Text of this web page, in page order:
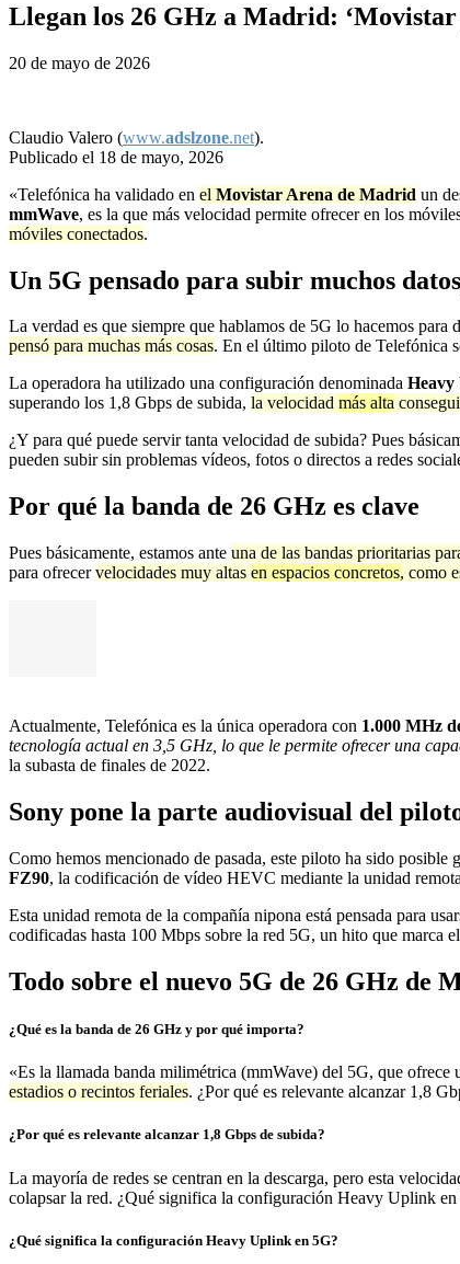
Llegan los 26 GHz a Madrid:
20 de mayo de 2026
Claudio Valero (www.adslzone.net).
Publicado el 18 de mayo, 2026
«Telefónica ha validado en el Movistar Arena de Madrid un
mmWave, es la que más velocidad permite ofrecer en los
móviles conectados.
Un 5G pensado para subir muchos
La verdad es que siempre que hablamos de 5G lo hacemos para
pensó para muchas más cosas. En el último piloto de Telefónica
La operadora ha utilizado una configuración denominada
superando los 1,8 Gbps de subida, la velocidad más alta
¿Y para qué puede servir tanta velocidad de subida? Pues
pueden subir sin problemas vídeos, fotos o directos a redes
Por qué la banda de 26 GHz es clave
Pues básicamente, estamos ante una de las bandas prioritarias
para ofrecervelocidades muy altas en espacios concretos, como
Actualmente, Telefónica es la única operadora con 1.000 MHz
tecnología actual en 3,5 GHz, lo que le permite ofrecer una
la subasta de finales de 2022.
Sony pone la parte audiovisual del
Como hemos mencionado de pasada, este piloto ha sido
FZ90, la codificación de vídeo HEVC mediante la unidad remota
Esta unidad remota de la compañía nipona está pensada para
codificadas hasta 100 Mbps sobre la red 5G, un hito que marca el
Todo sobre el nuevo 5G de 26 GHz de
¿Qué es la banda de 26 GHz y por qué importa?
«Es la llamada banda milimétrica (mmWave) del 5G, que
estadios o recintos feriales. ¿Por qué es relevante alcanzar 1,8
¿Por qué es relevante alcanzar 1,8 Gbps de subida?
La mayoría de redes se centran en la descarga, pero esta
colapsar la red. ¿Qué significa la configuración Heavy Uplink en
¿Qué significa la configuración Heavy Uplink en 5G?